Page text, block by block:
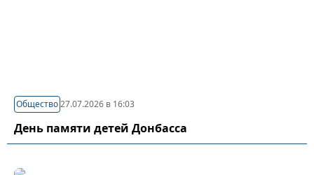
Общество27.07.2026 в 16:03
День памяти детей Донбасса